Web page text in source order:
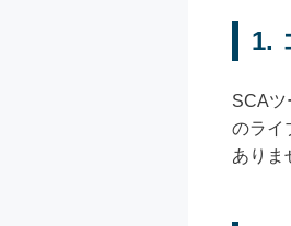
1.
SCAツ
のライ
ありま